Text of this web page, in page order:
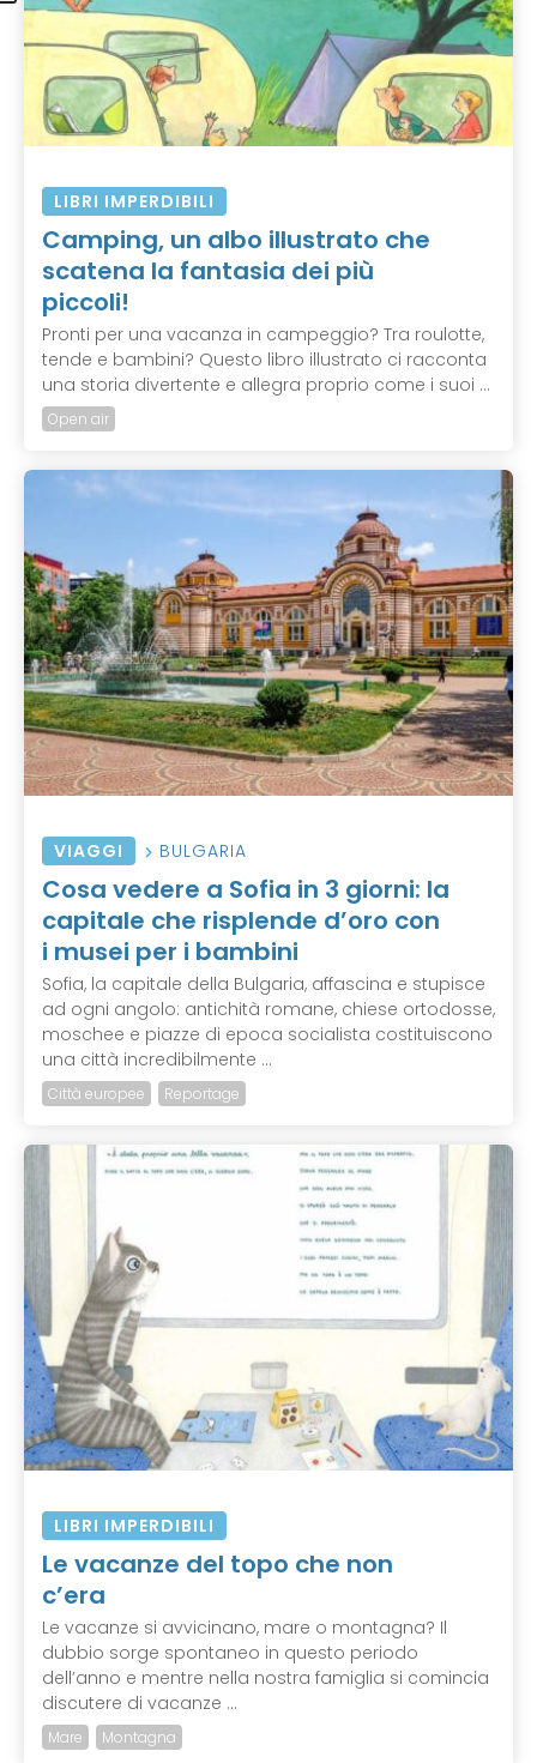
LIBRI IMPERDIBILI
Camping, un albo illustrato che
scatena la fantasia dei più
piccoli!
Pronti per una vacanza in campeggio? Tra roulotte,
tende e bambini? Questo libro illustrato ci racconta
una storia divertente e allegra proprio come i suoi ...
Open air
VIAGGI BULGARIA
Cosa vedere a Sofia in 3 giorni: la
capitale che risplende d’oro con
i musei per i bambini
Sofia, la capitale della Bulgaria, affascina e stupisce
ad ogni angolo: antichità romane, chiese ortodosse,
moschee e piazze di epoca socialista costituiscono
una città incredibilmente ...
Città europee Reportage
LIBRI IMPERDIBILI
Le vacanze del topo che non
c’era
Le vacanze si avvicinano, mare o montagna? Il
dubbio sorge spontaneo in questo periodo
dell’anno e mentre nella nostra famiglia si comincia
discutere di vacanze ...
Mare Montagna